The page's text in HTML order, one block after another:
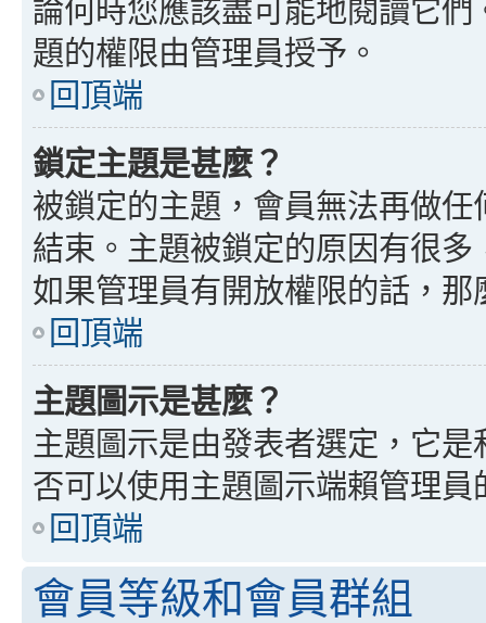
論何時您應該盡可能地閱讀它
題的權限由管理員授予。
回頂端
鎖定主題是甚麼？
被鎖定的主題，會員無法再做
結束。主題被鎖定的原因有很
如果管理員有開放權限的話，
回頂端
主題圖示是甚麼？
主題圖示是由發表者選定，它
否可以使用主題圖示端賴管理員
回頂端
會員等級和會員群組